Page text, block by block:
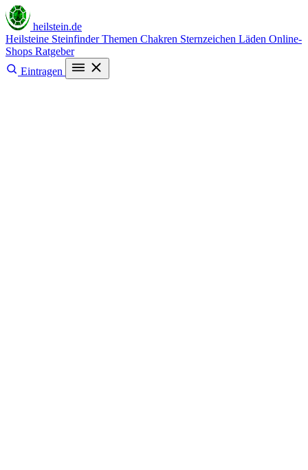
heilstein.de
Heilsteine SteinfinderThemen Chakren Sternzeichen Läden Online-
Shops Ratgeber
Eintragen